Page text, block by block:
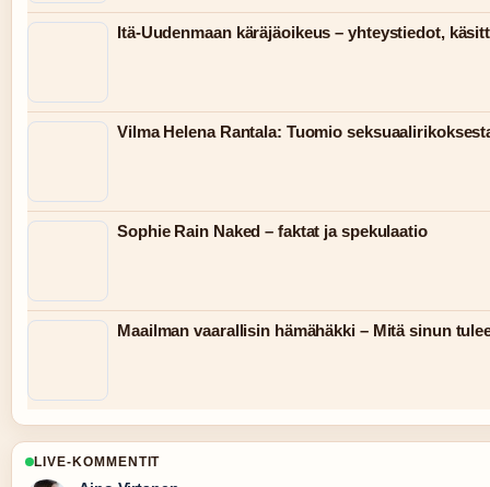
Itä-Uudenmaan käräjäoikeus – yhteystiedot,
Vilma Helena Rantala: Tuomio
Sophie Rain Naked – faktat ja spekulaatio
Maailman vaarallisin hämähäkki – Mitä sinun
LIVE-KOMMENTIT